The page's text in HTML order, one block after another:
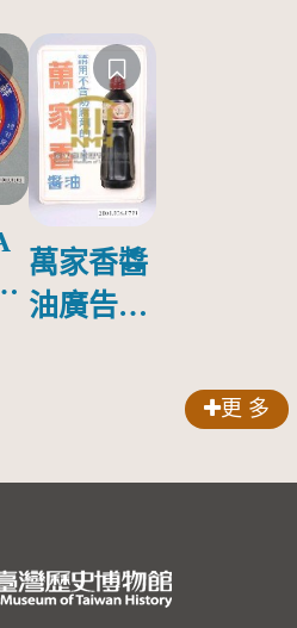
萬家香醬
油廣告塑
更 多